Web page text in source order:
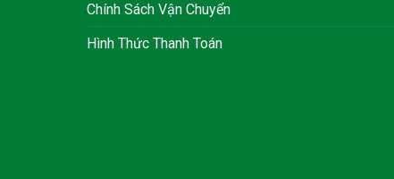
Chính Sách Vận Chuyển
Hình Thức Thanh Toán